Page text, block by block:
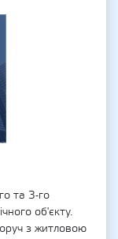
та 3-го
об'єкту.
з житловою